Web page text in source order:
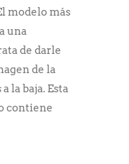
modelo más
una
de darle
de la
la baja. Esta
contiene